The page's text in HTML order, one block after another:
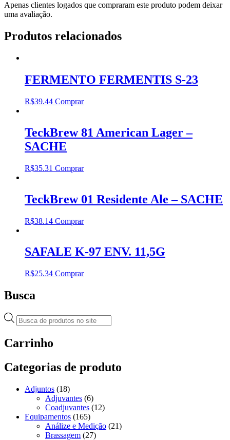
Apenas clientes logados que compraram este produto podem deixar
uma avaliação.
Produtos relacionados
FERMENTO FERMENTIS S-23
R$39.44 Comprar
TeckBrew 81 American Lager –
SACHE
R$35.31 Comprar
TeckBrew 01 Residente Ale – SACHE
R$38.14 Comprar
SAFALE K-97 ENV. 11,5G
R$25.34 Comprar
Busca
Pesquisar
produtos
Carrinho
Categorias de produto
Adjuntos (18)
Adjuvantes (6)
Coadjuvantes (12)
Equipamentos (165)
Análize e Medição (21)
Brassagem (27)